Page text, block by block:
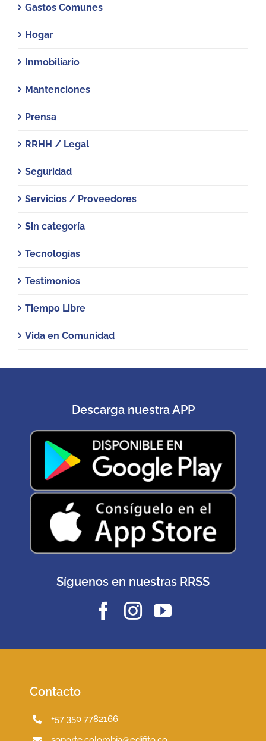
Gastos Comunes
Hogar
Inmobiliario
Mantenciones
Prensa
RRHH / Legal
Seguridad
Servicios / Proveedores
Sin categoría
Tecnologías
Testimonios
Tiempo Libre
Vida en Comunidad
Descarga nuestra APP
Síguenos en nuestras RRSS
Contacto
+57 350 7782166